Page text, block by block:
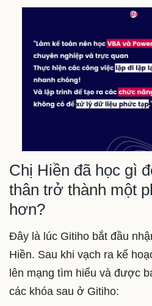
Chị Hiền đã học gì
thân trở thành một
hơn?
Đây là lúc Gitiho bắt đầu
Hiền. Sau khi vạch ra kế
lên mạng tìm hiểu và được
các khóa sau ở Gitiho: